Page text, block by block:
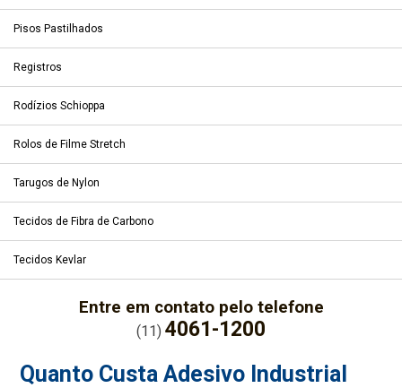
Pisos Pastilhados
Registros
Rodízios Schioppa
Rolos de Filme Stretch
Tarugos de Nylon
Tecidos de Fibra de Carbono
Tecidos Kevlar
Entre em contato pelo telefone
(11) 4061-1200
Quanto Custa Adesivo Industrial